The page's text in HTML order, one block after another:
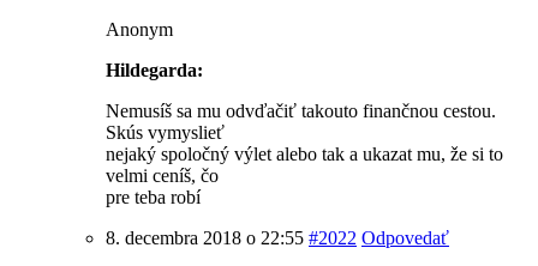
Anonym
Hildegarda:
Nemusíš sa mu odvďačiť takouto finančnou cestou.
Skús vymyslieť
nejaký spoločný výlet alebo tak a ukazat mu, že si to
velmi ceníš, čo
pre teba robí
8. decembra 2018 o 22:55 #2022 Odpovedať